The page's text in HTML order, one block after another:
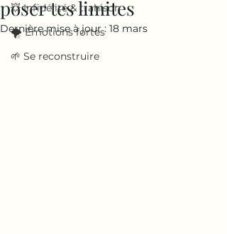
💥 Infidélité & trahison
🌪️ Émotions fortes
🌱 Se reconstruire
poser tes limites
Dernière mise à jour : 18 mars